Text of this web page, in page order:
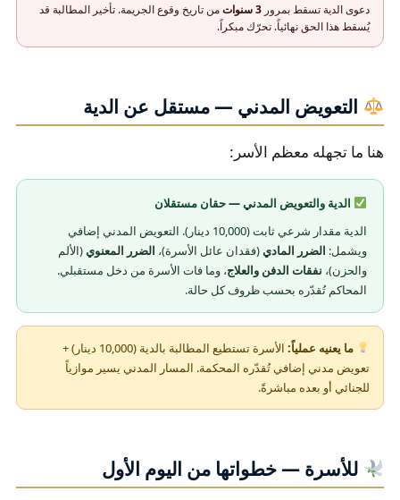
دعوى الدية تسقط بمرور 3 سنوات
من تاريخ وقوع الجريمة. تأخير المطالبة قد
يُسقط هذا الحق نهائياً. تحرّك مبكراً.
التعويض المدني — مستقل عن الدية
هنا ما تجهله معظم الأسر:
الدية والتعويض المدني — حقان مستقلان
الدية مقدار شرعي ثابت (10,000 دينار). التعويض المدني إضافي
ويشمل: الضرر المادي (فقدان عائل الأسرة)، الضرر المعنوي (الألم
والحزن)، نفقات الدفن والعلاج، وما فات الأسرة من دخل مستقبلي.
المحاكم تُقدّره بحسب ظروف كل حالة.
ما يعنيه عملياً:
الأسرة تستطيع المطالبة بالدية (10,000 دينار) +
تعويض مدني إضافي تُقدّره المحكمة. المسار المدني يسير موازياً
للجنائي أو بعده مباشرةً.
للأسرة — خطواتها من اليوم الأول